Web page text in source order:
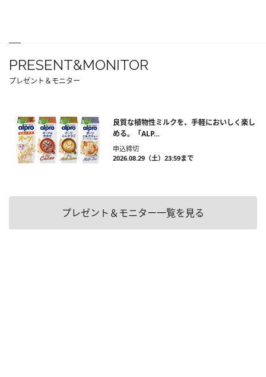
PRESENT&MONITOR
プレゼント＆モニター
良質な植物性ミルクを、手軽においしく楽し
める。「ALP...
申込締切
2026.08.29（土）23:59まで
プレゼント＆モニター一覧を見る